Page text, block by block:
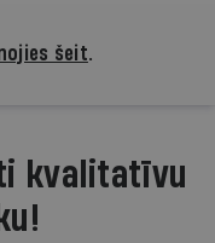
šeit.
kvalitatīvu